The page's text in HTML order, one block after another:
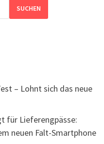
SUCHEN
– Lohnt sich das neue
für Lieferengpässe:
neuen Falt-Smartphone